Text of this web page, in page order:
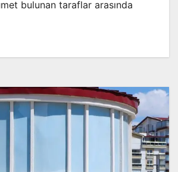
bulunan taraflar arasında